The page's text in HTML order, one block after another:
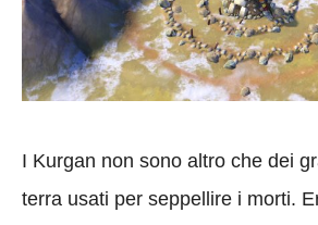
I Kurgan non sono altro che dei
terra usati per seppellire i morti.